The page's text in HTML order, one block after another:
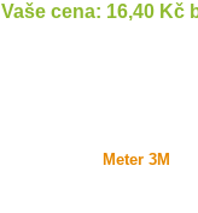
Vaše cena: 16,40 Kč
Meter 3M